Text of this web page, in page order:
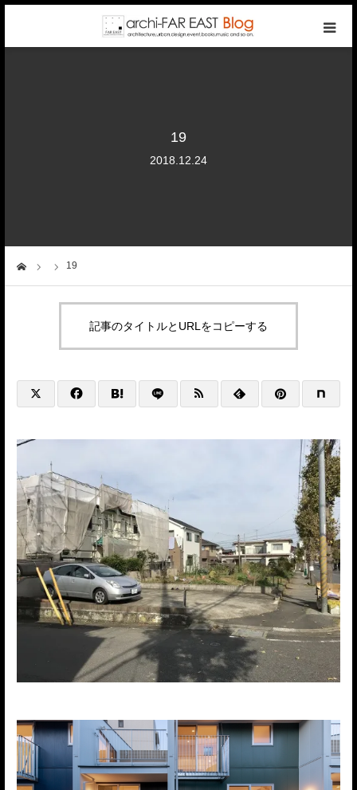
19
2018.12.24
19
記事のタイトルとURLをコピーする
company
@HP+SNS